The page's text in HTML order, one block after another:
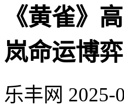
《黄雀》
岚命运博弈
乐丰网 2025-